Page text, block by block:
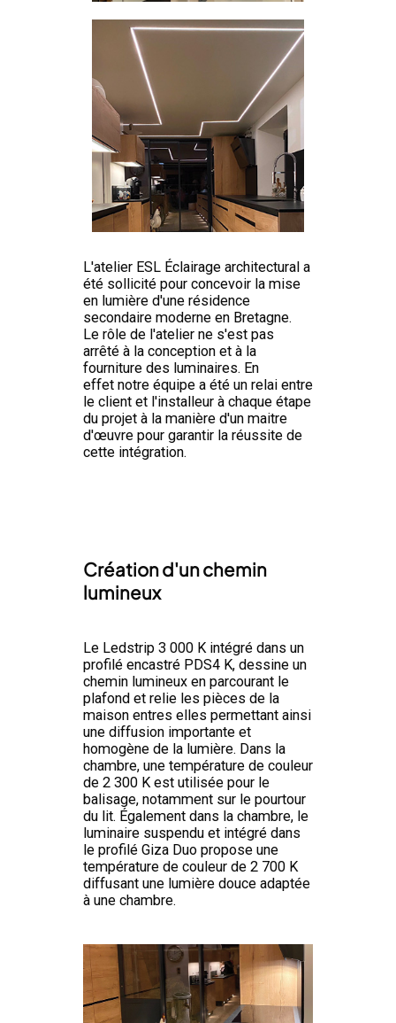
L'atelier ESL Éclairage architectural a
été sollicité pour concevoir la mise
en lumière d'une résidence
secondaire moderne en Bretagne.
Le rôle de l'atelier ne s'est pas
arrêté à la conception et à la
fourniture des luminaires. En
effet notre équipe a été un relai entre
le client et l'installeur à chaque étape
du projet à la manière d'un maitre
d'œuvre pour garantir la réussite de
cette intégration.
Création d'un chemin
lumineux
Le Ledstrip 3 000 K intégré dans un
profilé encastré PDS4 K, dessine un
chemin lumineux en parcourant le
plafond et relie les pièces de la
maison entres elles permettant ainsi
une diffusion importante et
homogène de la lumière. Dans la
chambre, une température de couleur
de 2 300 K est utilisée pour le
balisage, notamment sur le pourtour
du lit. Également dans la chambre, le
luminaire suspendu et intégré dans
le profilé Giza Duo propose une
température de couleur de 2 700 K
diffusant une lumière douce adaptée
à une chambre.